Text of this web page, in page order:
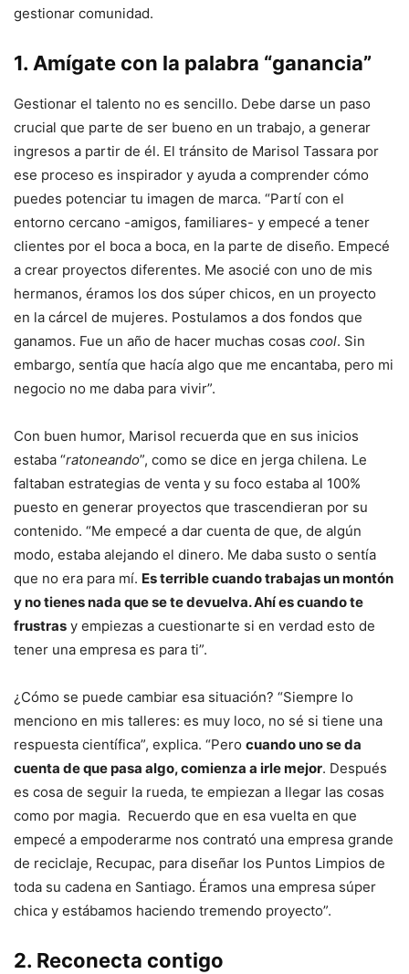
gestionar comunidad.
1. Amígate con la palabra “ganancia”
Gestionar el talento no es sencillo. Debe darse un paso
crucial que parte de ser bueno en un trabajo, a generar
ingresos a partir de él. El tránsito de Marisol Tassara por
ese proceso es inspirador y ayuda a comprender cómo
puedes potenciar tu imagen de marca. “Partí con el
entorno cercano -amigos, familiares- y empecé a tener
clientes por el boca a boca, en la parte de diseño. Empecé
a crear proyectos diferentes. Me asocié con uno de mis
hermanos, éramos los dos súper chicos, en un proyecto
en la cárcel de mujeres. Postulamos a dos fondos que
ganamos. Fue un año de hacer muchas cosas cool. Sin
embargo, sentía que hacía algo que me encantaba, pero mi
negocio no me daba para vivir”.
Con buen humor, Marisol recuerda que en sus inicios
estaba “ratoneando”, como se dice en jerga chilena. Le
faltaban estrategias de venta y su foco estaba al 100%
puesto en generar proyectos que trascendieran por su
contenido. “Me empecé a dar cuenta de que, de algún
modo, estaba alejando el dinero. Me daba susto o sentía
que no era para mí. Es terrible cuando trabajas un montón
y no tienes nada que se te devuelva. Ahí es cuando te
frustras y empiezas a cuestionarte si en verdad esto de
tener una empresa es para ti”.
¿Cómo se puede cambiar esa situación? “Siempre lo
menciono en mis talleres: es muy loco, no sé si tiene una
respuesta científica”, explica. “Pero cuando uno se da
cuenta de que pasa algo, comienza a irle mejor. Después
es cosa de seguir la rueda, te empiezan a llegar las cosas
como por magia. Recuerdo que en esa vuelta en que
empecé a empoderarme nos contrató una empresa grande
de reciclaje, Recupac, para diseñar los Puntos Limpios de
toda su cadena en Santiago. Éramos una empresa súper
chica y estábamos haciendo tremendo proyecto”.
2. Reconecta contigo